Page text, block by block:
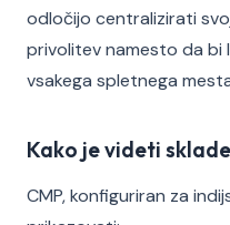
odločijo centralizirati
privolitev namesto da bi
vsakega spletnega
Kako je videti
CMP, konfiguriran za